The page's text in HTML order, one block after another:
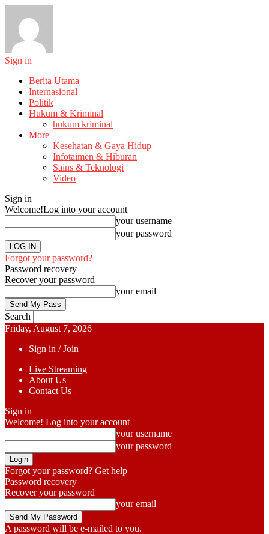
Sign in
Berita Utama
Internasional
Politik
Hukum & Kriminal
hukum kriminal
More
Kesehatan & Gaya Hidup
Infotaimen & Hiburan
Sains & Teknologi
Video
Sign in
Welcome!Log into your account
your username
your password
Forgot your password?
Password recovery
Recover your password
your email
Search
Friday, August 7, 2026
Sign in / Join
Live Streaming
About Us
Contact Us
Sign in
Welcome! Log into your account
your username
your password
Forgot your password? Get help
Password recovery
Recover your password
your email
A password will be e-mailed to you.